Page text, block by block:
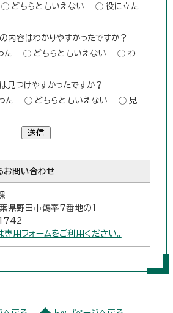
どちらともいえない
役に立た
内容はわかりやすかったですか？
た
どちらともいえない
わ
見つけやすかったですか？
た
どちらともいえない
見
送信
お問い合わせ
野田市鶴奉7番地の1
用フォームをご利用ください。